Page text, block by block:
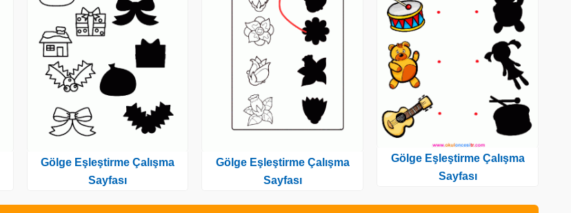
Gölge Eşleştirme Çalışma
Sayfası
Gölge Eşleştirme Çalışma
Sayfası
Gölge Eşleştirme Çalışma
Sayfası